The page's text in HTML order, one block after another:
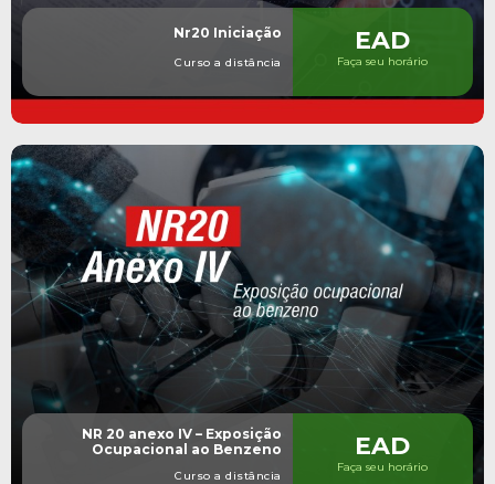
Nr20 Iniciação
Curso a distância
EAD
Faça seu horário
NR 20 anexo IV – Exposição
Ocupacional ao Benzeno
Curso a distância
EAD
Faça seu horário